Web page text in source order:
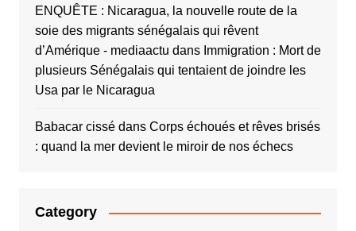
ENQUÊTE : Nicaragua, la nouvelle route de la
soie des migrants sénégalais qui rêvent
d’Amérique - mediaactu dans Immigration : Mort de
plusieurs Sénégalais qui tentaient de joindre les
Usa par le Nicaragua
Babacar cissédans Corps échoués et rêves brisés
: quand la mer devient le miroir de nos échecs
Category